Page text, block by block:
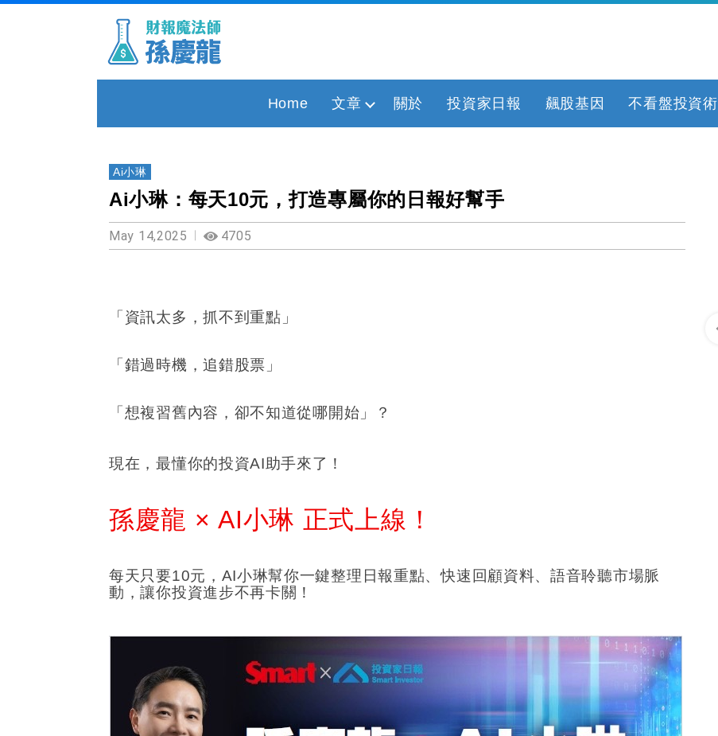
Home 文章 關於 投資家日報 飆股基因 不看盤投資術
Ai小琳
Ai小琳：每天10元，打造專屬你的日報好幫手
May 14,2025 4705
「資訊太多，抓不到重點」
「錯過時機，追錯股票」
「想複習舊內容，卻不知道從哪開始」？
現在，最懂你的投資AI助手來了！
孫慶龍 × AI小琳 正式上線！
每天只要10元，AI小琳幫你一鍵整理日報重點、快速回顧資料、語音聆聽市場脈
動，讓你投資進步不再卡關！